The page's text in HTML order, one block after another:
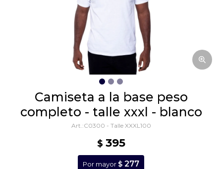
camiseta a la base peso
completo - talle xxxl - blanco
C0300 - Talle XXXL100
$ 395
Por mayor $ 277